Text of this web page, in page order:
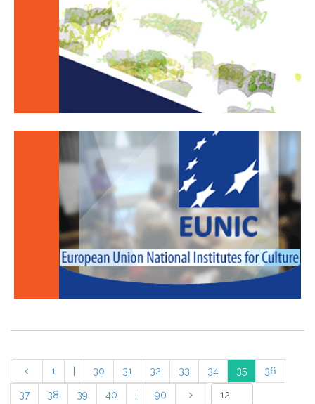
1 30 31 32 33 34 35 36
37 38 39 40 90